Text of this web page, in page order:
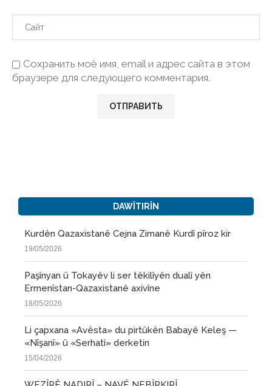
Сохранить моё имя, email и адрес сайта в этом
браузере для следующего комментария.
DAWÎTIRÎN
Kurdên Qazaxistanê Cejna Zimanê Kurdî pîroz kir
19/05/2026
Paşînyan û Tokayêv li ser têkilîyên dualî yên
Ermenîstan-Qazaxistanê axivîne
18/05/2026
Li çapxana «Avêsta» du pirtûkên Babayê Keleş —
«Nîşanî» û «Serhatî» derketin
15/04/2026